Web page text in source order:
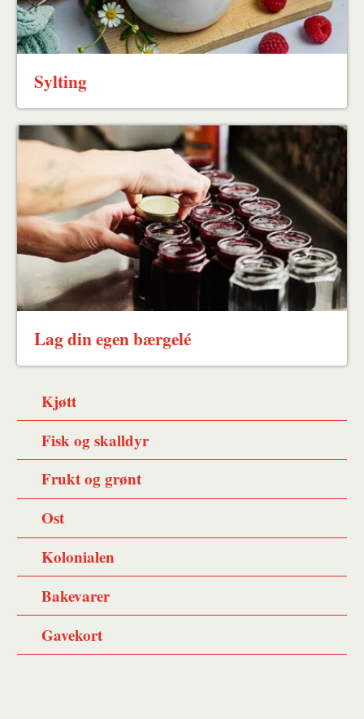
Sylting
Lag din egen bærgelé
Kjøtt
Fisk og skalldyr
Frukt og grønt
Ost
Kolonialen
Bakevarer
Gavekort